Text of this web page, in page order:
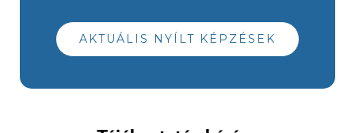
AKTUÁLIS NYÍLT KÉPZÉSEK